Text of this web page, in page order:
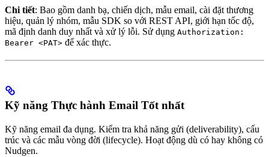
Chi tiết: Bao gồm danh bạ, chiến dịch, mẫu email, cài đặt thương
hiệu, quản lý nhóm, mẫu SDK so với REST API, giới hạn tốc độ,
mã định danh duy nhất và xử lý lỗi. Sử dụng Authorization:
Bearer <PAT> để xác thực.
Kỹ năng Thực hành Email Tốt nhất
Kỹ năng email đa dụng. Kiểm tra khả năng gửi (deliverability), cấu
trúc và các mẫu vòng đời (lifecycle). Hoạt động dù có hay không có
Nudgen.